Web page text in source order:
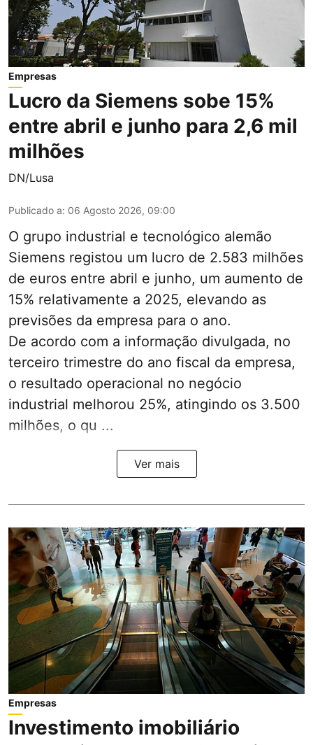
Empresas
Lucro da Siemens sobe 15%
entre abril e junho para 2,6 mil
milhões
DN/Lusa
Publicado a: 06 Agosto 2026, 09:00
O grupo industrial e tecnológico alemão
Siemens registou um lucro de 2.583 milhões
de euros entre abril e junho, um aumento de
15% relativamente a 2025, elevando as
previsões da empresa para o ano.
De acordo com a informação divulgada, no
terceiro trimestre do ano fiscal da empresa,
o resultado operacional no negócio
industrial melhorou 25%, atingindo os 3.500
milhões, o qu ...
Ver mais
Empresas
Investimento imobiliário